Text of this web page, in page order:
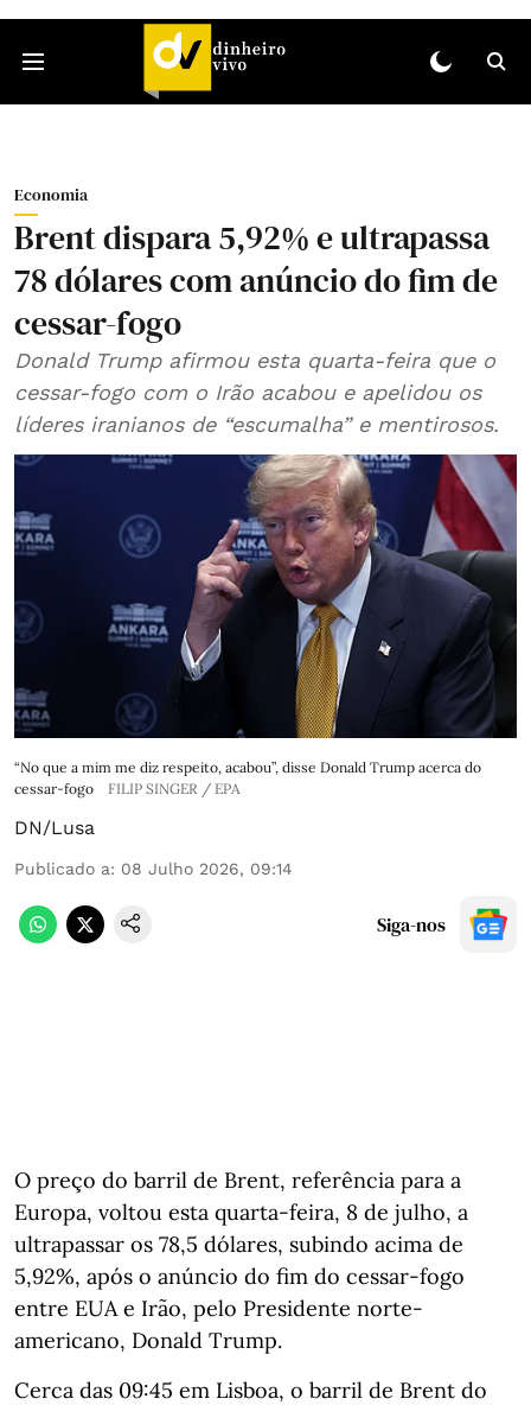
Economia
Brent dispara 5,92% e ultrapassa
78 dólares com anúncio do fim de
cessar-fogo
Donald Trump afirmou esta quarta-feira que o
cessar-fogo com o Irão acabou e apelidou os
líderes iranianos de “escumalha” e mentirosos.
“No que a mim me diz respeito, acabou”, disse Donald Trump acerca do
cessar-fogo
FILIP SINGER / EPA
DN/Lusa
Publicado a: 08 Julho 2026, 09:14
Siga-nos
O preço do barril de Brent, referência para a
Europa, voltou esta quarta-feira, 8 de julho, a
ultrapassar os 78,5 dólares, subindo acima de
5,92%, após o anúncio do fim do cessar-fogo
entre EUA e Irão, pelo Presidente norte-
americano, Donald Trump.
Cerca das 09:45 em Lisboa, o barril de Brent do